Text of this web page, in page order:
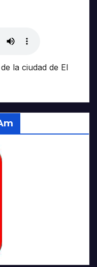
la ciudad de El